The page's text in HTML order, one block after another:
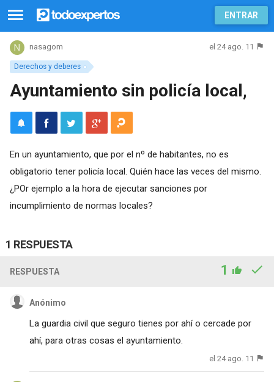
ENTRAR
Derechos y deberes
nasagom el 24 ago. 11
Ayuntamiento sin policía local,
En un ayuntamiento, que por el nº de habitantes, no es
obligatorio tener policía local. Quién hace las veces del mismo.
¿POr ejemplo a la hora de ejecutar sanciones por
incumplimiento de normas locales?
1 RESPUESTA
RESPUESTA 1
Anónimo
La guardia civil que seguro tienes por ahí o cercade por
ahí, para otras cosas el ayuntamiento.
el 24 ago. 11